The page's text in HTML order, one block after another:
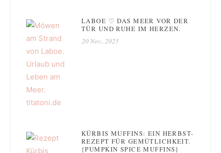
LABOE ♡ DAS MEER VOR DER
TÜR UND RUHE IM HERZEN.
20 Nov., 2025
KÜRBIS MUFFINS: EIN HERBST-
REZEPT FÜR GEMÜTLICHKEIT.
{PUMPKIN SPICE MUFFINS}